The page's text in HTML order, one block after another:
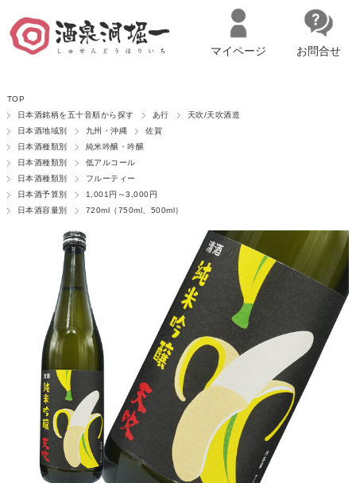
マイページへログイン
マイページ お問合せ
TOP
日本酒銘柄を五十音順から探す
あ行
天吹/天吹酒造
日本酒地域別
九州・沖縄
佐賀
日本酒種類別
純米吟醸・吟醸
日本酒種類別
低アルコール
日本酒種類別
フルーティー
日本酒予算別
1,001円～3,000円
日本酒容量別
720ml（750ml、500ml）